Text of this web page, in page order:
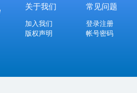
关于我们
加入我们
版权声明
常见问题
登录注册
帐号密码